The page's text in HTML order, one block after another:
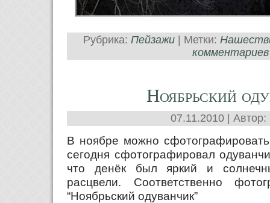
Рубрика: Пейзажи | Метки:
Ноябрьский
07.11.2010 | Автор:
В ноябре можно
сегодня сфотографировал
что денёк был яркий и
расцвели. Соответственно
“Ноябрьский одуванчик”